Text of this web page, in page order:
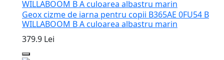
Geox cizme de iarna pentru copii B365AE 0FU54 B
WILLABOOM B A culoarea albastru marin
379.9 Lei